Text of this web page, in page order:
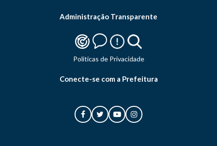
Administração Transparente
Politicas de Privacidade
Conecte-se com a Prefeitura